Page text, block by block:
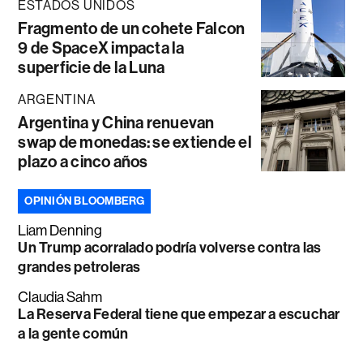
ESTADOS UNIDOS
Fragmento de un cohete Falcon
9 de SpaceX impacta la
superficie de la Luna
ARGENTINA
Argentina y China renuevan
swap de monedas: se extiende el
plazo a cinco años
OPINIÓN BLOOMBERG
Liam Denning
Un Trump acorralado podría volverse contra las
grandes petroleras
Claudia Sahm
La Reserva Federal tiene que empezar a escuchar
a la gente común